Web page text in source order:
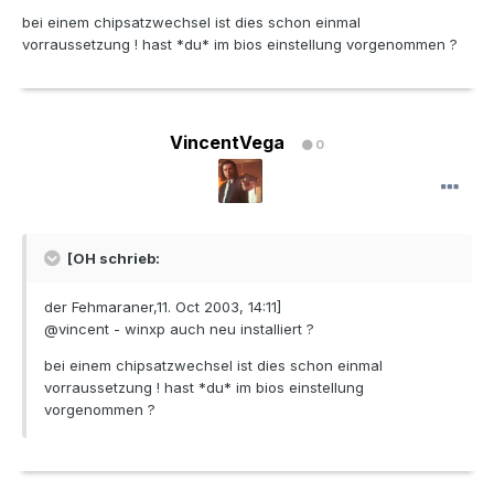
bei einem chipsatzwechsel ist dies schon einmal
vorraussetzung ! hast *du* im bios einstellung vorgenommen ?
VincentVega 0
[OH schrieb:
der Fehmaraner,11. Oct 2003, 14:11]
@vincent - winxp auch neu installiert ?
bei einem chipsatzwechsel ist dies schon einmal
vorraussetzung ! hast *du* im bios einstellung
vorgenommen ?